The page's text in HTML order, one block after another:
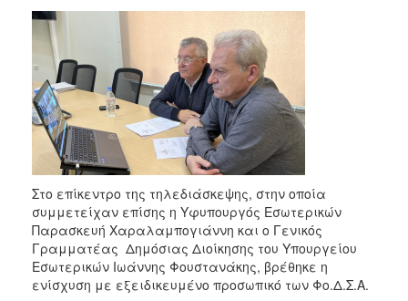
Στο επίκεντρο της τηλεδιάσκεψης, στην οποία
συμμετείχαν επίσης η Υφυπουργός Εσωτερικών
Παρασκευή Χαραλαμπογιάννη και ο Γενικός
Γραμματέας Δημόσιας Διοίκησης του Υπουργείου
Εσωτερικών Ιωάννης Φουστανάκης, βρέθηκε η
ενίσχυση με εξειδικευμένο προσωπικό των Φο.Δ.Σ.Α.